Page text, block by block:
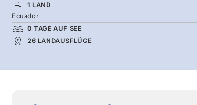
1 LAND
Ecuador
0 TAGE AUF SEE
26 LANDAUSFLÜGE